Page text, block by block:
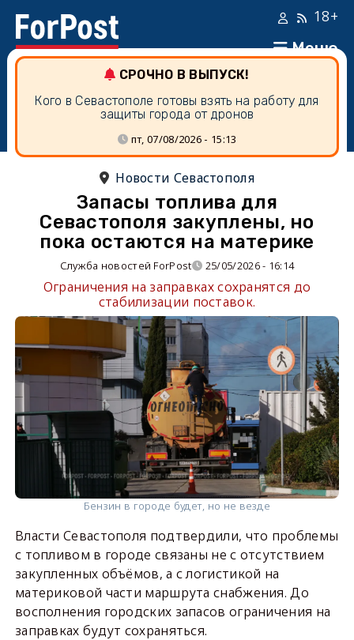
Меню
18+
СРОЧНО В ВЫПУСК!
Кого в Севастополе готовы взять на работу для
защиты города от дронов
пт, 07/08/2026 - 15:13
Новости Севастополя
Запасы топлива для
Севастополя закуплены, но
пока остаются на материке
Служба новостей ForPost 25/05/2026 - 16:14
Ограничения на заправках сохранятся до
стабилизации поставок.
Бензин в городе будет, но не везде
Власти Севастополя подтвердили, что проблемы
с топливом в городе связаны не с отсутствием
закупленных объёмов, а с логистикой на
материковой части маршрута снабжения. До
восполнения городских запасов ограничения на
заправках будут сохраняться.